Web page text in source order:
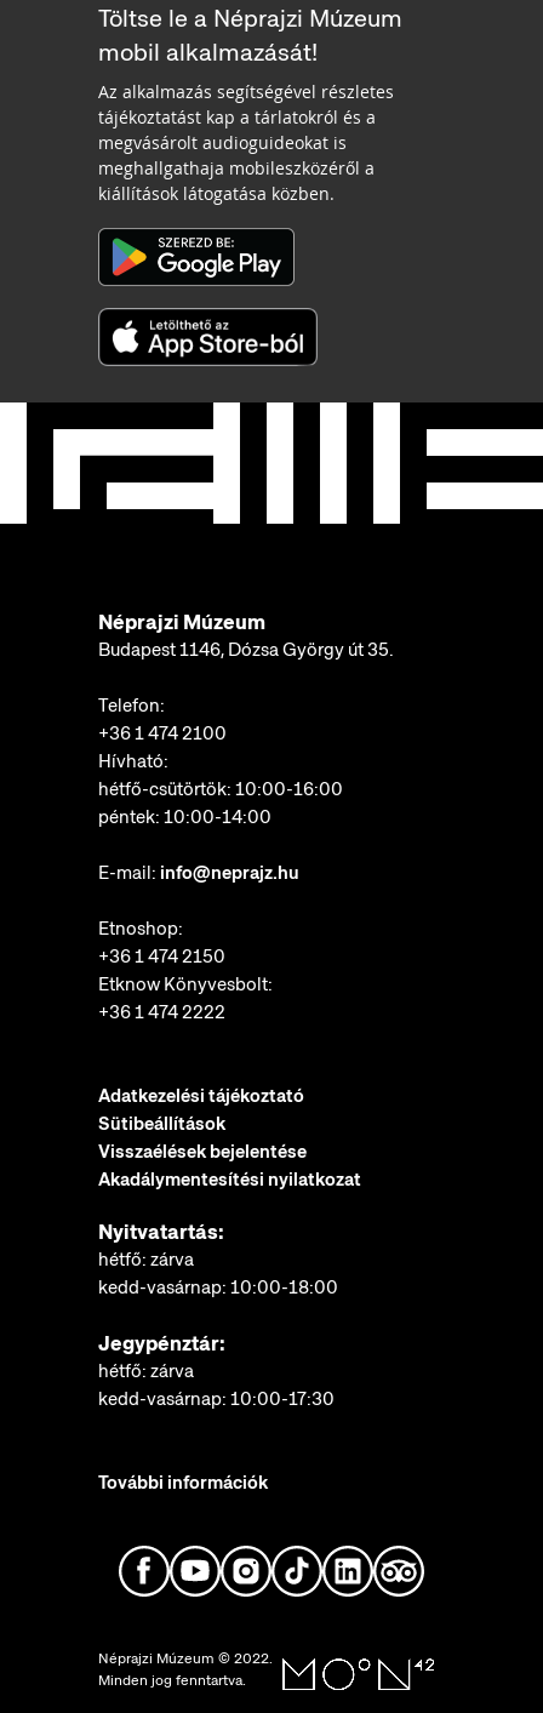
Töltse le a Néprajzi Múzeum
mobil alkalmazását!
Az alkalmazás segítségével részletes
tájékoztatást kap a tárlatokról és a
megvásárolt audioguideokat is
meghallgathaja mobileszközéről a
kiállítások látogatása közben.
Néprajzi Múzeum
Budapest 1146, Dózsa György út 35.
Telefon:
+36 1 474 2100
Hívható:
hétfő-csütörtök: 10:00-16:00
péntek: 10:00-14:00
E-mail: info@neprajz.hu
Etnoshop:
+36 1 474 2150
Etknow Könyvesbolt:
+36 1 474 2222
Adatkezelési tájékoztató
Sütibeállítások
Visszaélések bejelentése
Akadálymentesítési nyilatkozat
Nyitvatartás:
hétfő: zárva
kedd-vasárnap: 10:00-18:00
Jegypénztár:
hétfő: zárva
kedd-vasárnap: 10:00-17:30
További információk
Néprajzi Múzeum © 2022.
Minden jog fenntartva.